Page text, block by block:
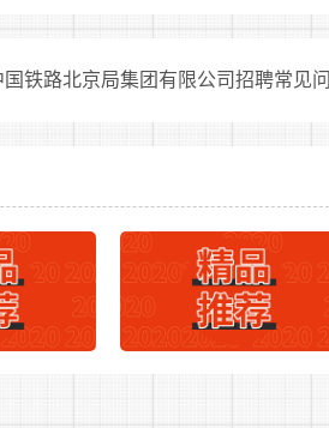
务员主管部门可以对上述程序进行
族自治地方录用公务员，依照法律
务员主管部门和招录机关应当采取
央公务员主管部门负责全国公务员录
务员录用法规;
务员录用的规章、政策;
国铁路北京局集团有限公司招聘常见